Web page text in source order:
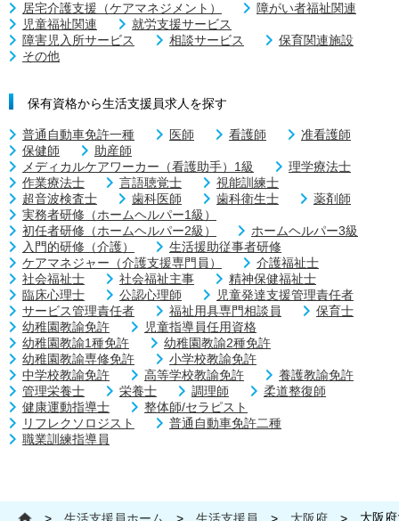
居宅介護支援（ケアマネジメント）
障がい者福祉関連
児童福祉関連
就労支援サービス
障害児入所サービス
相談サービス
保育関連施設
その他
保有資格から生活支援員求人を探す
普通自動車免許一種 医師 看護師
准看護師
保健師
助産師
メディカルケアワーカー（看護助手）1級
理学療法士
作業療法士
言語聴覚士
視能訓練士
超音波検査士
歯科医師 歯科衛生士
薬剤師
実務者研修（ホームヘルパー1級）
初任者研修（ホームヘルパー2級）
ホームヘルパー3級
入門的研修（介護）
生活援助従事者研修
ケアマネジャー（介護支援専門員）
介護福祉士
社会福祉士
社会福祉主事
精神保健福祉士
臨床心理士
公認心理師
児童発達支援管理責任者
サービス管理責任者
福祉用具専門相談員
保育士
幼稚園教諭免許
児童指導員任用資格
幼稚園教諭1種免許
幼稚園教諭2種免許
幼稚園教諭専修免許
小学校教諭免許
中学校教諭免許
高等学校教諭免許
養護教諭免許
管理栄養士
栄養士 調理師
柔道整復師
健康運動指導士
整体師/セラピスト
リフレクソロジスト
普通自動車免許二種
職業訓練指導員
大阪